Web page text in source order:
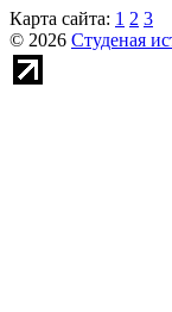
Карта сайта: 1 2 3
© 2026 Студеная